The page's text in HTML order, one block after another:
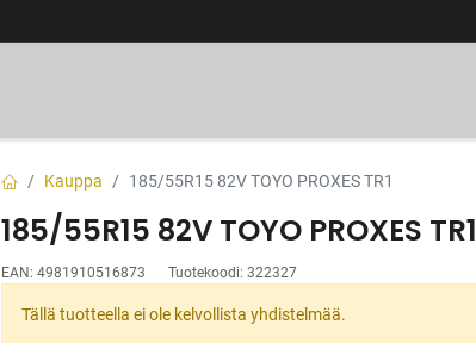
Kauppa 185/55R15 82V TOYO PROXES TR1
185/55R15 82V TOYO PROXES TR1
EAN: 4981910516873 Tuotekoodi: 322327
Tällä tuotteella ei ole kelvollista yhdistelmää.